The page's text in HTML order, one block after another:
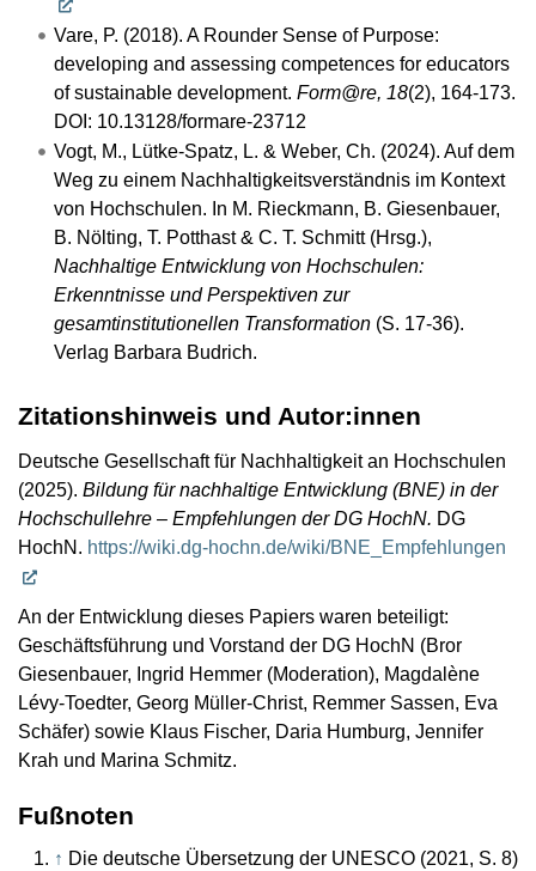
Vare, P. (2018). A Rounder Sense of Purpose:
developing and assessing competences for educators
of sustainable development. Form@re, 18(2), 164-173.
DOI: 10.13128/formare-23712
Vogt, M., Lütke-Spatz, L. & Weber, Ch. (2024). Auf dem
Weg zu einem Nachhaltigkeitsverständnis im Kontext
von Hochschulen. In M. Rieckmann, B. Giesenbauer,
B. Nölting, T. Potthast & C. T. Schmitt (Hrsg.),
Nachhaltige Entwicklung von Hochschulen:
Erkenntnisse und Perspektiven zur
gesamtinstitutionellen Transformation(S. 17-36).
Verlag Barbara Budrich.
Zitationshinweis und Autor:innen
Deutsche Gesellschaft für Nachhaltigkeit an Hochschulen
(2025). Bildung für nachhaltige Entwicklung (BNE) in der
Hochschullehre – Empfehlungen der DG HochN. DG
HochN. https://wiki.dg-hochn.de/wiki/BNE_Empfehlungen
An der Entwicklung dieses Papiers waren beteiligt:
Geschäftsführung und Vorstand der DG HochN (Bror
Giesenbauer, Ingrid Hemmer (Moderation), Magdalène
Lévy-Toedter, Georg Müller-Christ, Remmer Sassen, Eva
Schäfer) sowie Klaus Fischer, Daria Humburg, Jennifer
Krah und Marina Schmitz.
Fußnoten
↑ Die deutsche Übersetzung der UNESCO (2021, S. 8)